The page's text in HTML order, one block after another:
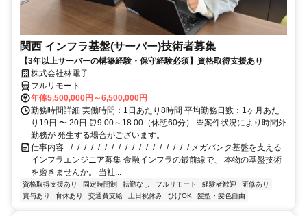
関西 インフラ基盤(サーバー)技術者募集
【3年以上サーバーの構築経験・保守経験必須】資格取得支援あり
株式会社林電子
フルリモート
年俸5,500,000円～6,500,000円
勤務時間詳細 実働時間：1日あたり8時間 平均勤務日数：1ヶ月あた
り19日 〜 20日 ⏰9:00～18:00（休憩60分） ※案件状況により時間外
勤務が 発生する場合がございます。
仕事内容 _/_/_/_/_/_/_/_/_/_/_/_/_/_/_/_/_/_/ メガバンク基盤を支える
インフラエンジニア募集 金融インフラの最前線で、 本物の基盤技術
を磨きませんか。 当社...
資格取得支援あり 固定時間制 転勤なし フルリモート 経験者歓迎
研修あり
賞与あり
育休あり 交通費支給 土日祝休み ひげOK 髪型・髪色自由